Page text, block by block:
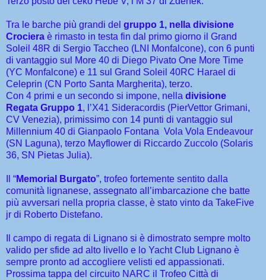
Tra le barche più grandi del gruppo 1, nella divisione
Crociera è rimasto in testa fin dal primo giorno il Grand
Soleil 48R di Sergio Taccheo (LNI Monfalcone), con 6 punti
di vantaggio sul More 40 di Diego Pivato One More Time
(YC Monfalcone) e 11 sul Grand Soleil 40RC Harael di
Celeprin (CN Porto Santa Margherita), terzo.
Con 4 primi e un secondo si impone, nella divisione
Regata Gruppo 1, l’X41 Sideracordis (PierVettor Grimani,
CV Venezia), primissimo con 14 punti di vantaggio sul
Millennium 40 di Gianpaolo Fontana Vola Vola Endeavour
(SN Laguna), terzo Mayflower di Riccardo Zuccolo (Solaris
36, SN Pietas Julia).
Il “Memorial Burgato”, trofeo fortemente sentito dalla
comunità lignanese, assegnato all’imbarcazione che batte
più avversari nella propria classe, è stato vinto da TakeFive
jr di Roberto Distefano.
Il campo di regata di Lignano si è dimostrato sempre molto
valido per sfide ad alto livello e lo Yacht Club Lignano è
sempre pronto ad accogliere velisti ed appassionati.
Prossima tappa del circuito NARC il Trofeo Città di